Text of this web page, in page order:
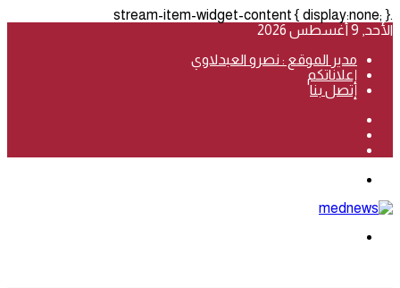
.stream-item-widget-content { display:none; }
الأحد, 9 أغسطس 2026
مدير الموقع : نصرو العبدلاوي
إعلاناتكم
إتصل بنا